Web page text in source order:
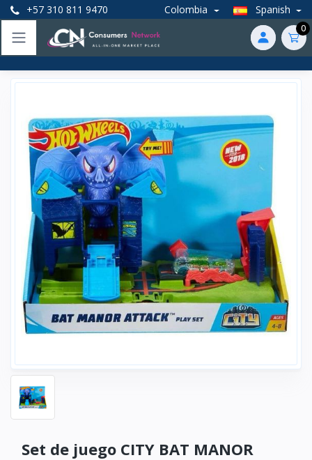
+57 310 811 9470 Colombia Spanish
0
Set de juego CITY BAT MANOR